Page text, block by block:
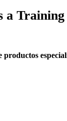
a
productos